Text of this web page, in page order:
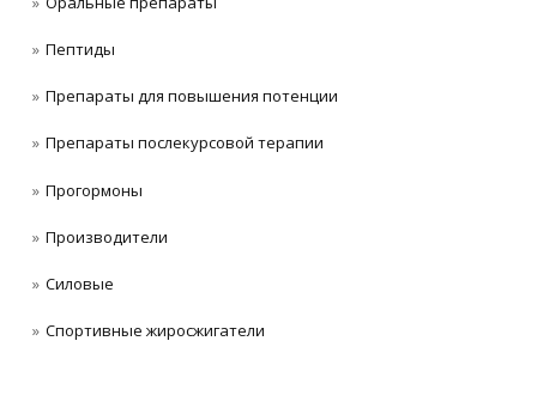
Пептиды
Препараты для повышения потенции
Препараты послекурсовой терапии
Прогормоны
Производители
Силовые
Спортивные жиросжигатели